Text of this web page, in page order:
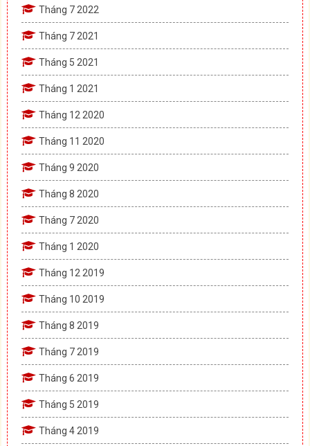
Tháng 7 2022
Tháng 7 2021
Tháng 5 2021
Tháng 1 2021
Tháng 12 2020
Tháng 11 2020
Tháng 9 2020
Tháng 8 2020
Tháng 7 2020
Tháng 1 2020
Tháng 12 2019
Tháng 10 2019
Tháng 8 2019
Tháng 7 2019
Tháng 6 2019
Tháng 5 2019
Tháng 4 2019